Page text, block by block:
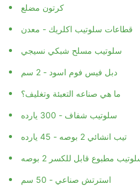
كرتون مضلع
قطاعات سلوتيب اكلريك - معدن
سلوتيب مسلح شبكي نسيجي
دبل فيس فوم اسود - 2 سم
ما هي صناعه التعبئة وتغليف؟
سلوتيب شفاف - 300 يارده
تيب انشائي 2 بوصه - 45 يارده
سلوتيب مطبوع قابل للكسر 2 بوصه
استرتش صناعي - 50 سم